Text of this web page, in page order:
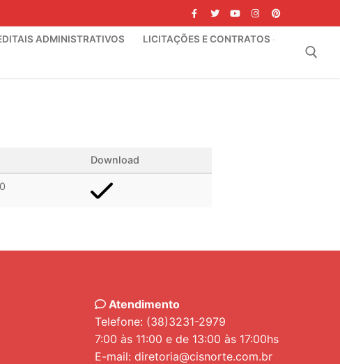
ADMINISTRATIVOS LICITAÇÕES E CONTRATOS
Download
Atendimento
Telefone: (38)3231-2979
7:00 às 11:00 e de 13:00 às 17:00hs
E-mail: diretoria@cisnorte.com.br